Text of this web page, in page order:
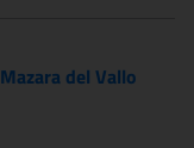
del Vallo